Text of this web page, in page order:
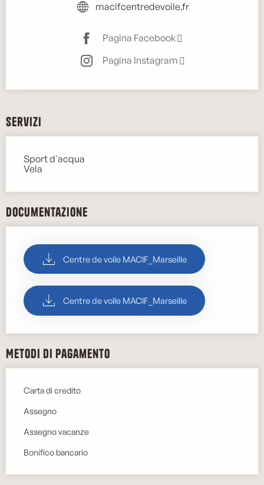
macifcentredevoile.fr
Pagina Facebook
Pagina Instagram
Servizi
Sport d'acqua
Vela
Documentazione
Centre de voile MACIF_Marseille
Centre de voile MACIF_Marseille
Metodi di pagamento
Carta di credito
Assegno
Assegno vacanze
Bonifico bancario